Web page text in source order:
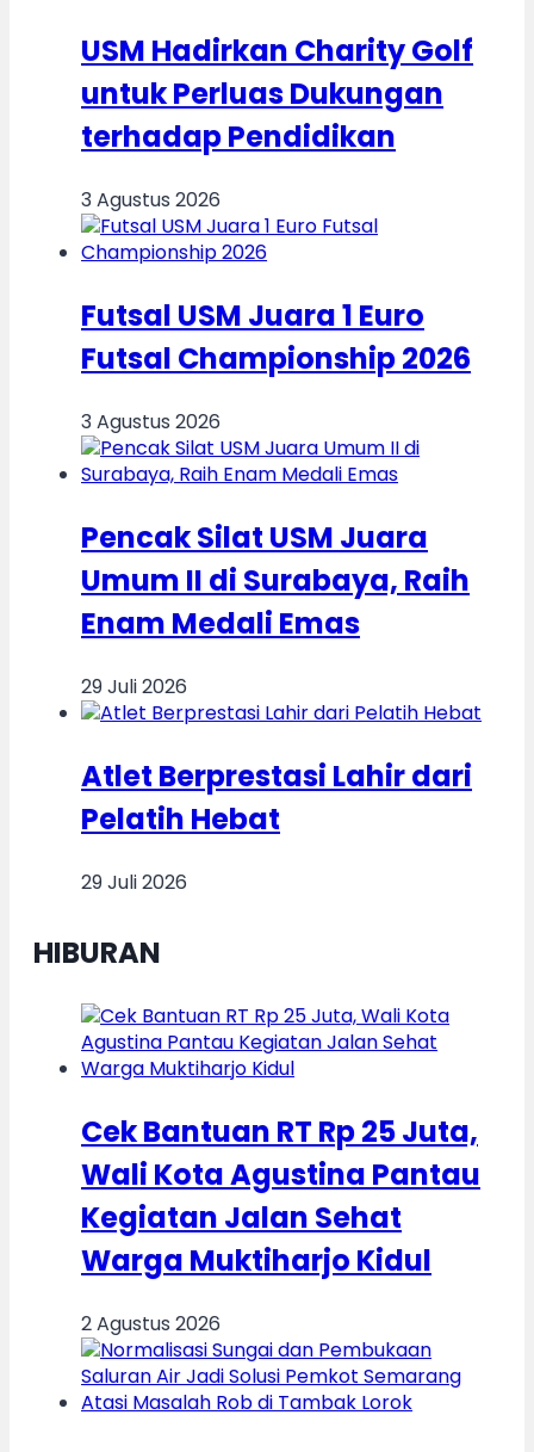
USM Hadirkan Charity Golf
untuk Perluas Dukungan
terhadap Pendidikan
3 Agustus 2026
Futsal USM Juara 1 Euro
Futsal Championship 2026
3 Agustus 2026
Pencak Silat USM Juara
Umum II di Surabaya, Raih
Enam Medali Emas
29 Juli 2026
Atlet Berprestasi Lahir dari
Pelatih Hebat
29 Juli 2026
HIBURAN
Cek Bantuan RT Rp 25 Juta,
Wali Kota Agustina Pantau
Kegiatan Jalan Sehat
Warga Muktiharjo Kidul
2 Agustus 2026